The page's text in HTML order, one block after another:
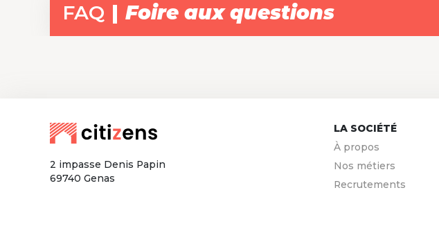
FAQ Foire aux questions
2 impasse Denis Papin
69740 Genas
LA SOCIÉTÉ
À propos
Nos métiers
Recrutements